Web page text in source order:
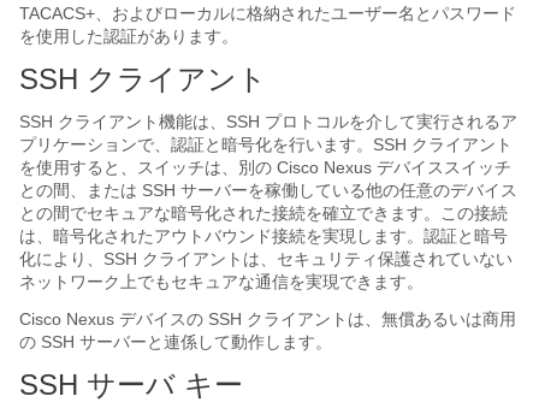
TACACS+、およびローカルに格納されたユーザー名とパスワード
を使用した認証があります。
SSH クライアント
SSH クライアント機能は、SSH プロトコルを介して実行されるア
プリケーションで、認証と暗号化を行います。SSH クライアント
を使用すると、スイッチは、別の Cisco Nexus デバイス スイッチ
との間、または SSH サーバーを稼働している他の任意のデバイス
との間でセキュアな暗号化された接続を確立できます。この接続
は、暗号化されたアウトバウンド接続を実現します。認証と暗号
化により、SSH クライアントは、セキュリティ保護されていない
ネットワーク上でもセキュアな通信を実現できます。
Cisco Nexus デバイスの SSH クライアントは、無償あるいは商用
の SSH サーバーと連係して動作します。
SSH サーバ キー